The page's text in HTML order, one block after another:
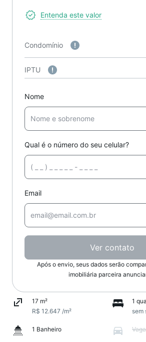
Entenda este valor
Condomínio
IPTU
Nome
Qual é o número do seu celular?
Email
Ver contato
Após o envio, seus dados serão
imobiliária parceira
17 m²
R$ 12.647 /m²
1
sem
1 Banheiro